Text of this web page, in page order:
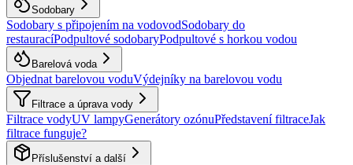
Sodobary
Sodobary s připojením na vodovodSodobary do
restauracíPodpultové sodobaryPodpultové s horkou vodou
Barelová voda
Objednat barelovou voduVýdejníky na barelovou vodu
Filtrace a úprava vody
Filtrace vodyUV lampyGenerátory ozónuPředstavení filtraceJak
filtrace funguje?
Příslušenství a další